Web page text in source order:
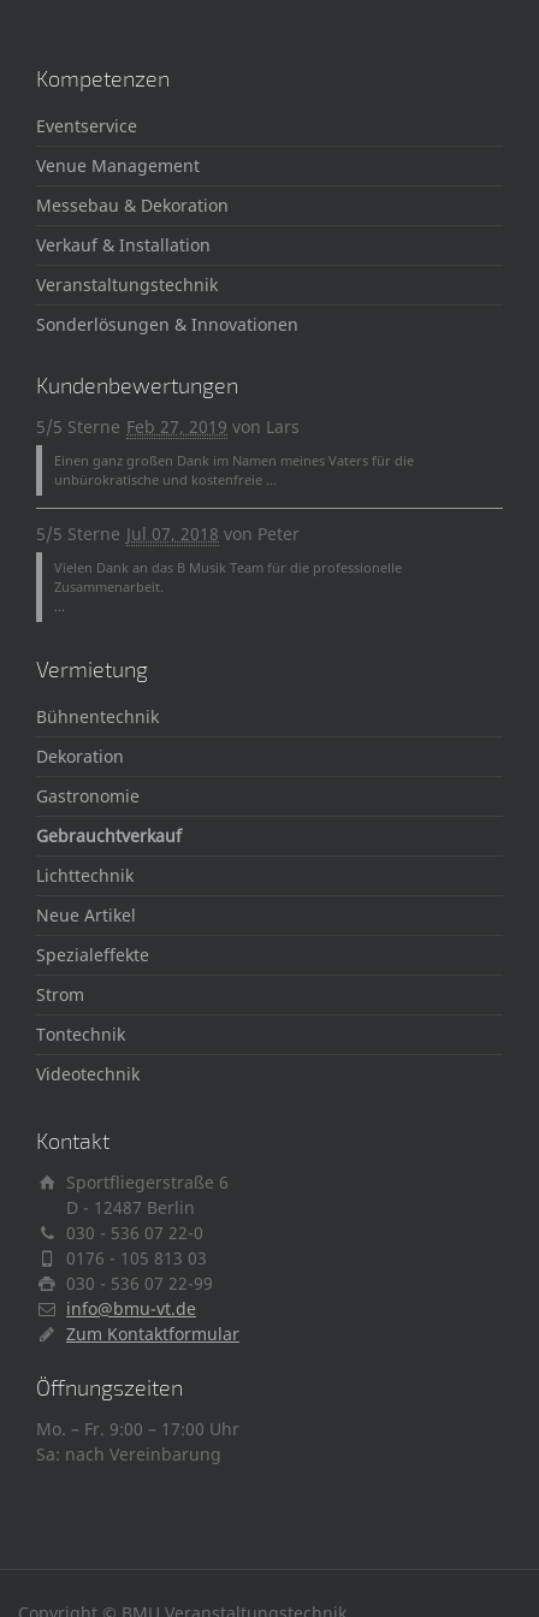
Kompetenzen
Eventservice
Venue Management
Messebau & Dekoration
Verkauf & Installation
Veranstaltungstechnik
Sonderlösungen & Innovationen
Kundenbewertungen
5/5 Sterne Feb 27, 2019 von Lars
Einen ganz großen Dank im Namen meines Vaters für die
unbürokratische und kostenfreie ...
5/5 Sterne Jul 07, 2018 von Peter
Vielen Dank an das B Musik Team für die professionelle
Zusammenarbeit.
...
Vermietung
Bühnentechnik
Dekoration
Gastronomie
Gebrauchtverkauf
Lichttechnik
Neue Artikel
Spezialeffekte
Strom
Tontechnik
Videotechnik
Kontakt
Sportfliegerstraße 6
D - 12487 Berlin
030 - 536 07 22-0
0176 - 105 813 03
030 - 536 07 22-99
info@bmu-vt.de
Zum Kontaktformular
Öffnungszeiten
Mo. – Fr. 9:00 – 17:00 Uhr
Sa: nach Vereinbarung